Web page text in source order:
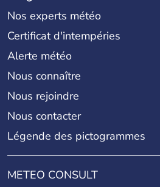
Nos experts météo
Certificat d'intempéries
Alerte météo
Nous connaître
Nous rejoindre
Nous contacter
Légende des pictogrammes
METEO CONSULT